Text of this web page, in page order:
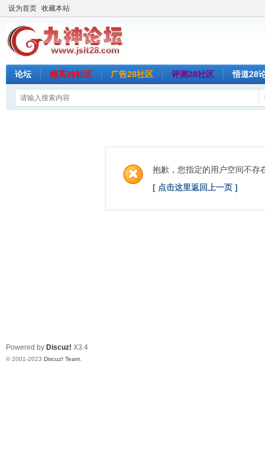
设为首页 收藏本站
论坛 精英28社区 广告28社区 评测28社区 悟道28
抱歉，您指定的用户空间不存
[ 点击这里返回上一页 ]
Powered by Discuz! X3.4
© 2001-2023 Discuz! Team